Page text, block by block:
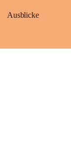
Ausblicke